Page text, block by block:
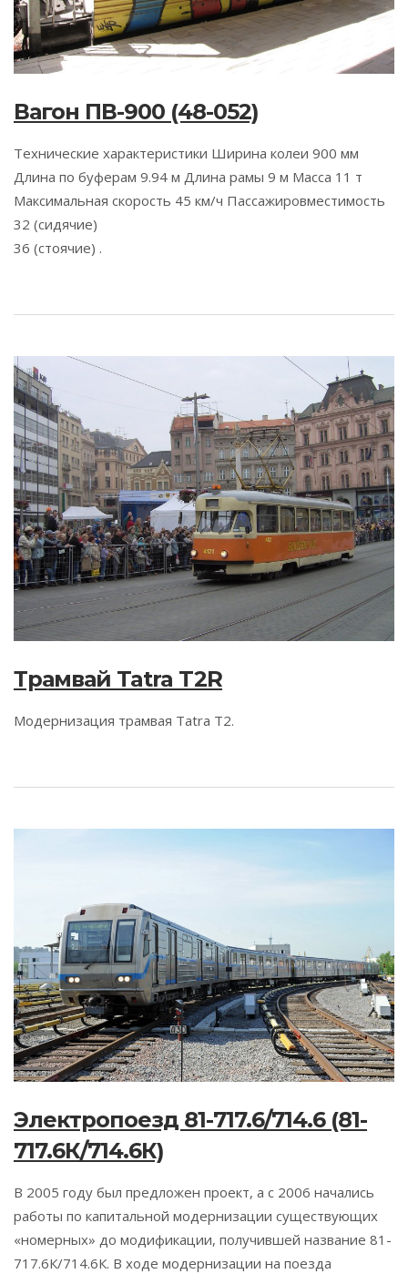
Вагон ПВ-900 (48-052)
Технические характеристики Ширина колеи 900 мм
Длина по буферам 9.94 м Длина рамы 9 м Масса 11 т
Максимальная скорость 45 км/ч Пассажировместимость
32 (сидячие)
36 (стоячие) .
Трамвай Tatra T2R
Модернизация трамвая Tatra T2.
Электропоезд 81-717.6/714.6 (81-
717.6К/714.6К)
В 2005 году был предложен проект, а c 2006 начались
работы по капитальной модернизации существующих
«номерных» до модификации, получившей название 81-
717.6К/714.6К. В ходе модернизации на поезда